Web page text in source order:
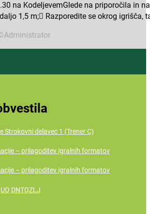
na KodeljevemGlede na priporočila in
1,5 m; Razporedite se okrog igrišča,
Strokovni delavec 1 (Trener C)
– prilagoditev igralnih formatov
– prilagoditev igralnih formatov
DNTOZLJ